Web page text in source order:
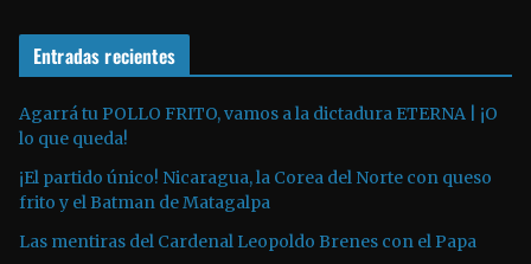
e
d
u
c
t
o
Entradas recientes
Agarrá tu POLLO FRITO, vamos a la dictadura ETERNA | ¡O
lo que queda!
¡El partido único! Nicaragua, la Corea del Norte con queso
frito y el Batman de Matagalpa
Las mentiras del Cardenal Leopoldo Brenes con el Papa